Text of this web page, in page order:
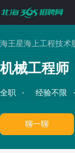
海王星海上工程技术
机械工程师
全职 经验不限
聊一聊